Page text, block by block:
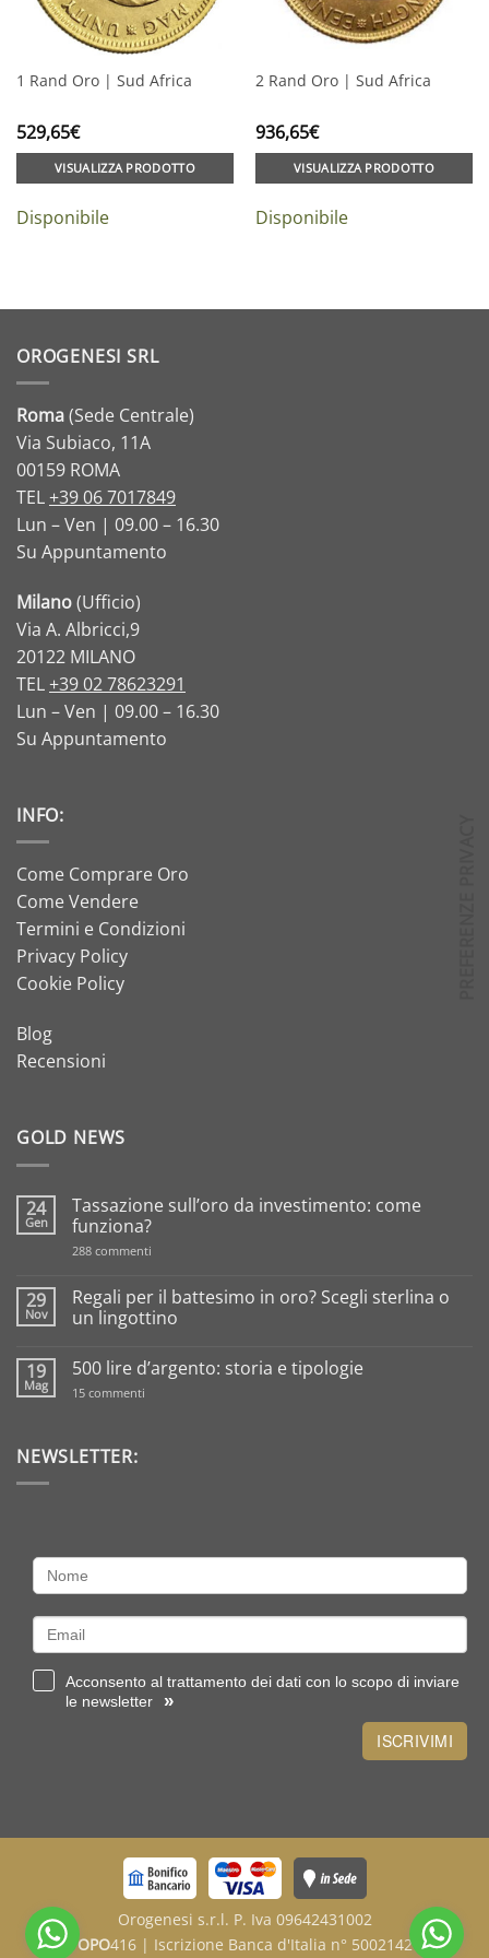
1 Rand Oro | Sud Africa
529,65€
VISUALIZZA PRODOTTO
Disponibile
2 Rand Oro | Sud Africa
936,65€
VISUALIZZA PRODOTTO
Disponibile
OROGENESI SRL
Roma(Sede Centrale)
Via Subiaco, 11A
00159 ROMA
TEL+39 06 7017849
Lun – Ven | 09.00 – 16.30
Su Appuntamento
Milano(Ufficio)
Via A. Albricci,9
20122 MILANO
TEL+39 02 78623291
Lun – Ven | 09.00 – 16.30
Su Appuntamento
INFO:
Come Comprare Oro
Come Vendere
Termini e Condizioni
Privacy Policy
Cookie Policy
Blog
Recensioni
GOLD NEWS
24
Gen
Tassazione sull’oro da investimento: come
funziona?
288 commenti
da
investimento:
come
29
Nov
Regali per il battesimo in oro? Scegli sterlina o
un lingottino
su
per
oro?
Scegli
19
Mag
500 lire d’argento: storia e tipologie
15 commenti
NEWSLETTER:
Acconsento al trattamento dei dati con lo scopo di inviare
le newsletter
»
ISCRIVIMI
Orogenesi s.r.l. P. Iva 09642431002
OPO416 | Iscrizione Banca d'Italia n° 5002142